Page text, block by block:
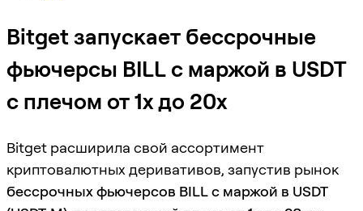
Bitget запускает бессрочные
фьючерсы BILL с маржой в USDT
с плечом от 1x до 20x
Bitget расширила свой ассортимент
криптовалютных деривативов, запустив рынок
бессрочных фьючерсов BILL с маржой в USDT